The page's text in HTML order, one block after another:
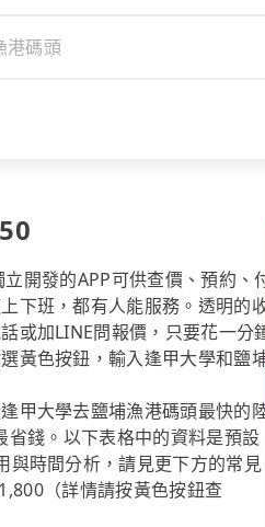
開發的APP可供查價、預約、
下班，都有人能服務。透明的
或加LINE問報價，只要花一分
黃色按鈕，輸入逢甲大學和鹽
甲大學去鹽埔漁港碼頭最快的
錢。以下表格中的資料是預設
與時間分析，請見更下方的常見
（詳情請按黃色按鈕查